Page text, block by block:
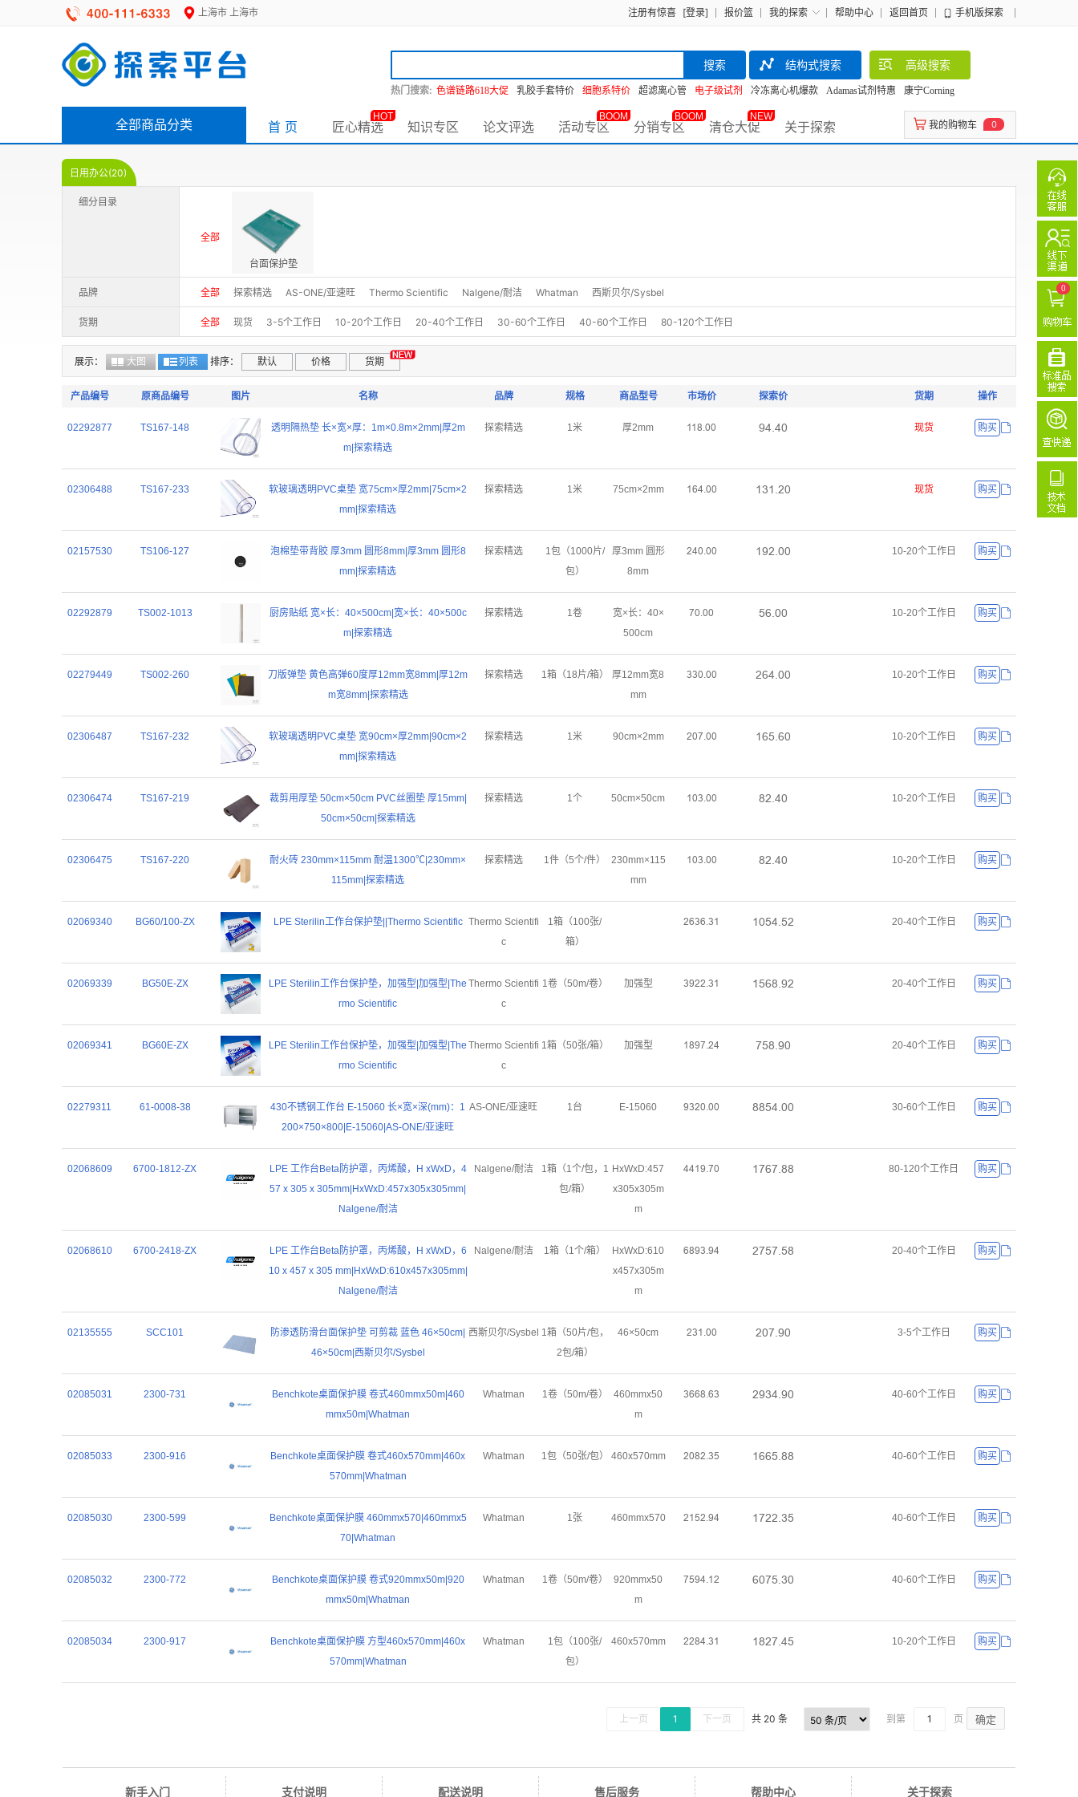
上海市 上海市 注册有惊喜 [登录] 报价篮 我的探索 帮助中心 返回首页 手机版探索
搜索 结构式搜索 高级搜索
热门搜索: 色谱链路618大促 乳胶手套特价 细胞系特价 超滤离心管 电子级试剂 冷冻离心机爆款 Adamas试剂特惠 康宁Corning
全部商品分类 首 页 匠心精选
HOT
知识专区 论文评选 活动专区
BOOM
分销专区
BOOM
清仓大促
NEW
关于探索 我的购物车 0
日用办公(20)
细分目录
全部
台面保护垫
品牌 全部 探索精选 AS-ONE/亚速旺 Thermo Scientific Nalgene/耐洁 Whatman 西斯贝尔/Sysbel
货期 全部 现货 3-5个工作日 10-20个工作日 20-40个工作日 30-60个工作日 40-60个工作日 80-120个工作日
展示： 大图 列表 排序： 默认 价格 货期
产品编号 原商品编号 图片 名称 品牌 规格 商品型号 市场价 探索价 货期 操作
02292877 TS167-148
透明隔热垫 长×宽×厚：1m×0.8m×2mm|厚2m
m|探索精选
探索精选 1米 厚2mm ǝǝȬŤřř ůȂŤȂř 现货 购买
02306488 TS167-233
软玻璃透明PVC桌垫 宽75cm×厚2mm|75cm×2
mm|探索精选
探索精选 1米 75cm×2mm ǝƧȂŤřř ǝŁǝŤſř 现货 购买
02157530 TS106-127
泡棉垫带背胶 厚3mm 圆形8mm|厚3mm 圆形8
mm|探索精选
探索精选
1包（1000片/
包）
厚3mm 圆形
8mm
ſȂřŤřř ǝůſŤřř 10-20个工作日 购买
02292879 TS002-1013
厨房贴纸 宽×长：40×500cm|宽×长：40×500c
m|探索精选
探索精选 1卷
宽×长：40×
500cm
ƚřŤřř œƧŤřř 10-20个工作日 购买
02279449 TS002-260
刀版弹垫 黄色高弹60度厚12mm宽8mm|厚12m
m宽8mm|探索精选
探索精选 1箱（18片/箱）
厚12mm宽8
mm
ŁŁřŤřř ſƧȂŤřř 10-20个工作日 购买
02306487 TS167-232
软玻璃透明PVC桌垫 宽90cm×厚2mm|90cm×2
mm|探索精选
探索精选 1米 90cm×2mm ſřƚŤřř ǝƧœŤƧř 10-20个工作日 购买
02306474 TS167-219
裁剪用厚垫 50cm×50cm PVC丝圈垫 厚15mm|
50cm×50cm|探索精选
探索精选 1个 50cm×50cm ǝřŁŤřř ȬſŤȂř 10-20个工作日 购买
02306475 TS167-220
耐火砖 230mm×115mm 耐温1300℃|230mm×
115mm|探索精选
探索精选 1件（5个/件）
230mm×115
mm
ǝřŁŤřř ȬſŤȂř 10-20个工作日 购买
02069340 BG60/100-ZX LPE Sterilin工作台保护垫||Thermo Scientific Thermo Scientifi
c
1箱（100张/
箱）
ſƧŁƧŤŁǝ ǝřœȂŤœſ 20-40个工作日 购买
02069339 BG50E-ZX
LPE Sterilin工作台保护垫，加强型|加强型|The
rmo Scientific
Thermo Scientifi
c
1卷（50m/卷） 加强型 ŁůſſŤŁǝ ǝœƧȬŤůſ 20-40个工作日 购买
02069341 BG60E-ZX
LPE Sterilin工作台保护垫，加强型|加强型|The
rmo Scientific
Thermo Scientifi
c
1箱（50张/箱） 加强型 ǝȬůƚŤſȂ ƚœȬŤůř 20-40个工作日 购买
02279311 61-0008-38
430不锈钢工作台 E-15060 长×宽×深(mm)：1
200×750×800|E-15060|AS-ONE/亚速旺
AS-ONE/亚速旺 1台 E-15060 ůŁſřŤřř ȬȬœȂŤřř 30-60个工作日 购买
02068609 6700-1812-ZX
LPE 工作台Beta防护罩，丙烯酸，H xWxD，4
57 x 305 x 305mm|HxWxD:457x305x305mm|
Nalgene/耐洁
Nalgene/耐洁
1箱（1个/包，1
包/箱）
HxWxD:457
x305x305m
m
ȂȂǝůŤƚř ǝƚƧƚŤȬȬ 80-120个工作日 购买
02068610 6700-2418-ZX
LPE 工作台Beta防护罩，丙烯酸，H xWxD，6
10 x 457 x 305 mm|HxWxD:610x457x305mm|
Nalgene/耐洁
Nalgene/耐洁 1箱（1个/箱）
HxWxD:610
x457x305m
m
ƧȬůŁŤůȂ ſƚœƚŤœȬ 20-40个工作日 购买
02135555 SCC101
防渗透防滑台面保护垫 可剪裁 蓝色 46×50cm|
46×50cm|西斯贝尔/Sysbel
西斯贝尔/Sysbel 1箱（50片/包，
2包/箱）
46×50cm ſŁǝŤřř ſřƚŤůř 3-5个工作日 购买
02085031 2300-731
Benchkote桌面保护膜 卷式460mmx50m|460
mmx50m|Whatman
Whatman 1卷（50m/卷）
460mmx50
m
ŁƧƧȬŤƧŁ ſůŁȂŤůř 40-60个工作日 购买
02085033 2300-916
Benchkote桌面保护膜 卷式460x570mm|460x
570mm|Whatman
Whatman 1包（50张/包） 460x570mm ſřȬſŤŁœ ǝƧƧœŤȬȬ 40-60个工作日 购买
02085030 2300-599
Benchkote桌面保护膜 460mmx570|460mmx5
70|Whatman
Whatman 1张 460mmx570 ſǝœſŤůȂ ǝƚſſŤŁœ 40-60个工作日 购买
02085032 2300-772
Benchkote桌面保护膜 卷式920mmx50m|920
mmx50m|Whatman
Whatman 1卷（50m/卷）
920mmx50
m
ƚœůȂŤǝſ ƧřƚœŤŁř 40-60个工作日 购买
02085034 2300-917
Benchkote桌面保护膜 方型460x570mm|460x
570mm|Whatman
Whatman
1包（100张/
包）
460x570mm ſſȬȂŤŁǝ ǝȬſƚŤȂœ 10-20个工作日 购买
上一页 1 下一页 共 20 条 到第 页 确定
0
新手入门 支付说明 配送说明 售后服务 帮助中心 关于探索